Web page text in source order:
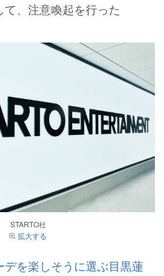
て、注意喚起を行った
STARTO社
拡大する
デを楽しそうに選ぶ目黒蓮